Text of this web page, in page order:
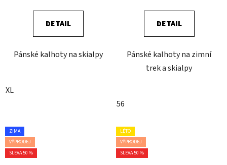
DETAIL
Pánské kalhoty na skialpy
XL
DETAIL
Pánské kalhoty na zimní
trek a skialpy
56
ZIMA
VÝPRODEJ
SLEVA 50 %
LÉTO
VÝPRODEJ
SLEVA 50 %